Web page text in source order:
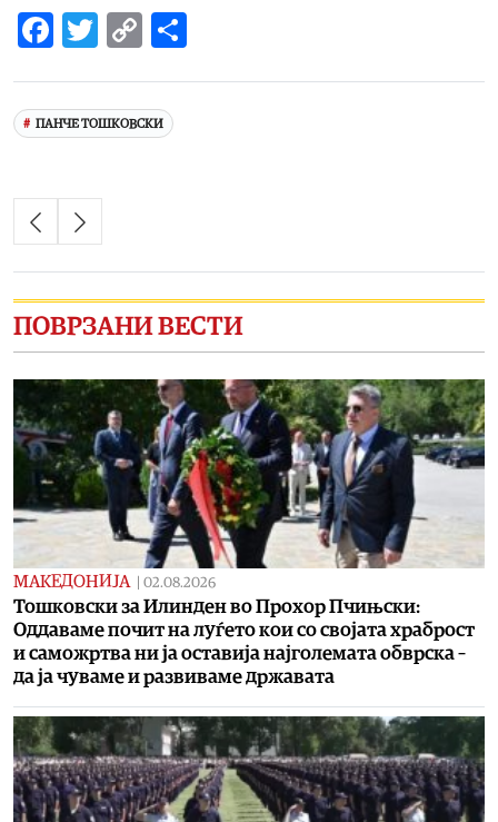
Facebook
Twitter
Copy
ПАНЧЕ ТОШКОВСКИ
ПОВРЗАНИ ВЕСТИ
МАКЕДОНИЈА 02.08.2026
Toшковски за Илинден во Прохор Пчињски:
Oддаваме почит на луѓето кои со својата храброст
и саможртва ни ја оставија најголемата обврска –
да ја чуваме и развиваме државата